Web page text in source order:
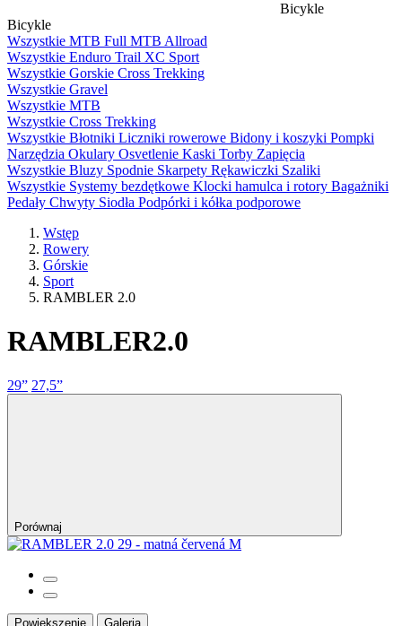
Bicykle
Bicykle
Wszystkie MTB Full MTB Allroad
Wszystkie Enduro Trail XC Sport
Wszystkie Gorskie Cross Trekking
Wszystkie Gravel
Wszystkie MTB
Wszystkie Cross Trekking
Wszystkie Błotniki Liczniki rowerowe Bidony i koszyki Pompki
Narzędzia Okulary Osvetlenie Kaski Torby Zapięcia
Wszystkie Bluzy Spodnie Skarpety Rękawiczki Szaliki
Wszystkie Systemy bezdętkowe Klocki hamulca i rotory Bagażniki
Pedały Chwyty Siodła Podpórki i kółka podporowe
Wstęp
Rowery
Górskie
Sport
RAMBLER 2.0
RAMBLER2.0
29” 27,5”
Porównaj
Powiększenie Galeria